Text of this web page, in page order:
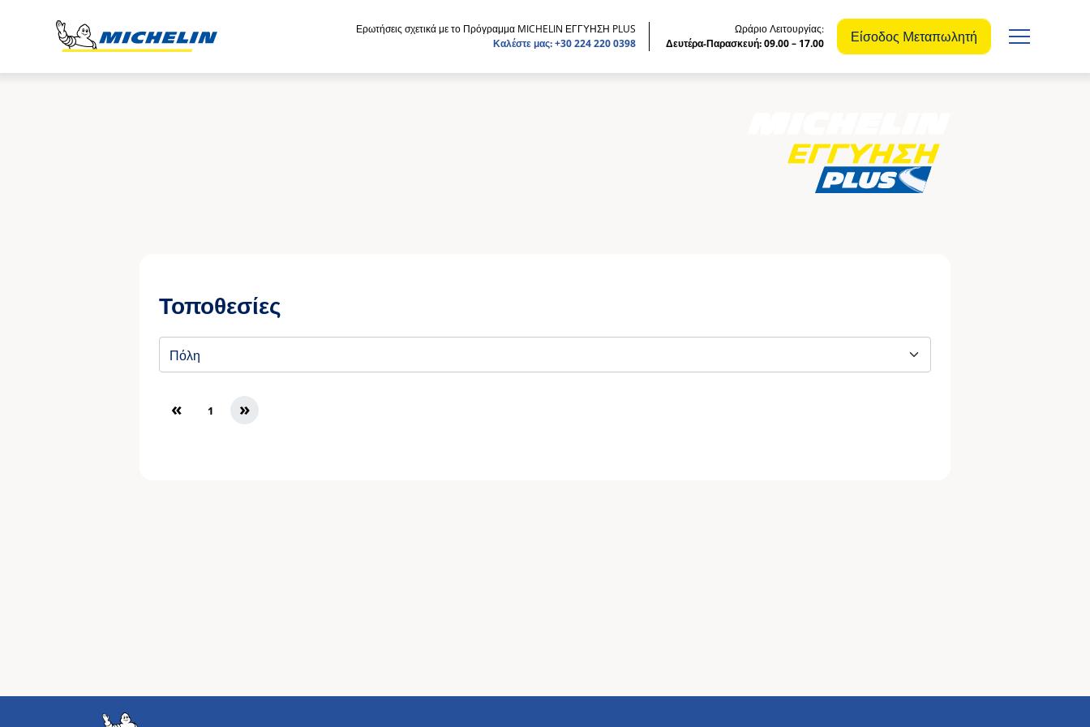
Ερωτήσεις σχετικά με το Πρόγραμμα MICHELIN ΕΓΓΥΗΣΗ PLUS
Καλέστε μας: +30 224 220 0398
Ωράριο Λειτουργίας:
Δευτέρα-Παρασκευή: 09.00 – 17.00
Είσοδος Mεταπωλητή
Τοποθεσίες
« 1 »